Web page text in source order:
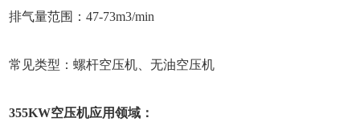
排气量范围：47-73m3/min
常见类型：螺杆空压机、无油空压机
355KW空压机应用领域：